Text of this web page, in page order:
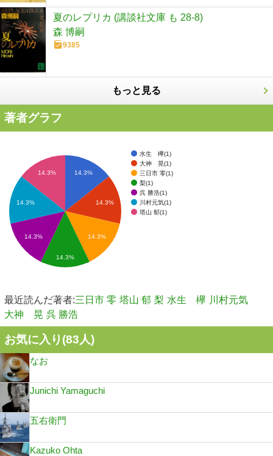
夏のレプリカ (講談社文庫 も 28-8)
森 博嗣
9385
もっと見る
著者グラフ
水生 欅(1)
大神 晃(1)
三日市 零(1)
梨(1)
呉 勝浩(1)
川村元気(1)
塔山 郁(1)
14.3%
14.3%
14.3%
14.3%
14.3%
14.3%
14.3%
最近読んだ著者:三日市 零 塔山 郁 梨 水生 欅 川村元気
大神 晃 呉 勝浩
お気に入り(83人)
なお
Junichi Yamaguchi
五右衛門
Kazuko Ohta